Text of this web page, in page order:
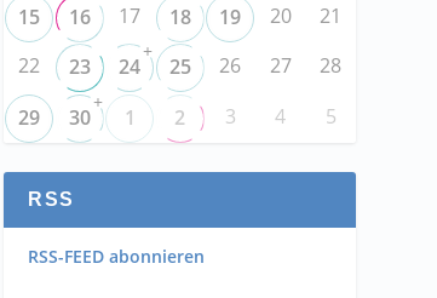
15
16 17 18 19 20
21
22
23 24
+
25 26 27
28
29
30
+
1 2 3 4 5
RSS
RSS-FEED abonnieren